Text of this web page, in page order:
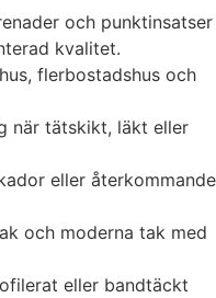
och punktinsatser
kvalitet.
flerbostadshus och
när tätskikt, läkt eller
eller återkommande
och moderna tak med
eller bandtäckt